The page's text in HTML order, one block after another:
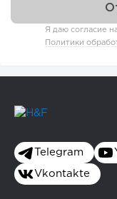
Я даю согласие
Политики
Telegram
Vkontakte